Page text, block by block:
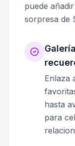
puede
sorpresa de
Enlaza
hasta
para